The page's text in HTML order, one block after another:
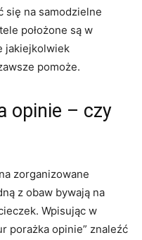
się na samodzielne
położone są w
jakiejkolwiek
pomoże.
opinie – czy
zorganizowane
z obaw bywają na
Wpisując w
porażka opinie” znaleźć